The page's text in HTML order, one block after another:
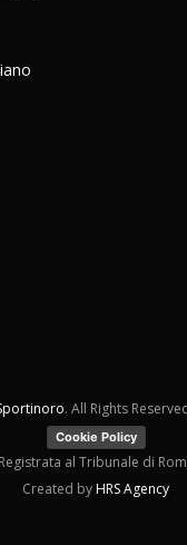
. All Rights
Cookie Policy
al Tribunale di
Created by HRS Agency